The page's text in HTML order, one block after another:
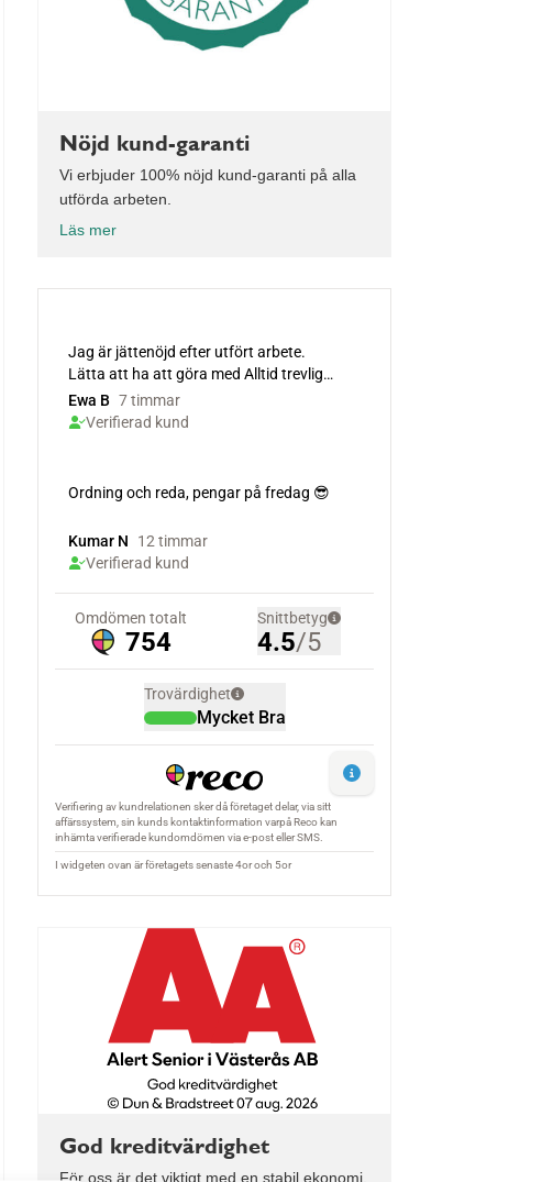
Nöjd kund-garanti
Vi erbjuder 100% nöjd kund-garanti på alla
utförda arbeten.
Läs mer
God kreditvärdighet
För oss är det viktigt med en stabil ekonomi,